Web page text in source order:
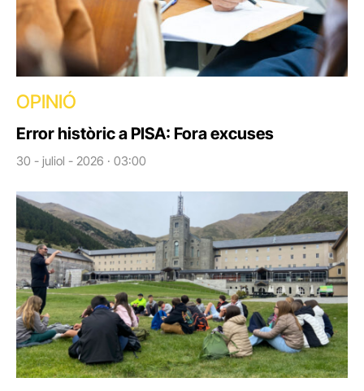
OPINIÓ
Error històric a PISA: Fora excuses
30 - juliol - 2026 · 03:00